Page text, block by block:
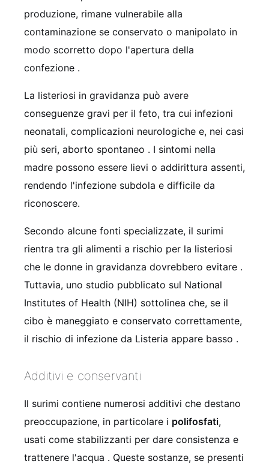
produzione, rimane vulnerabile alla
contaminazione se conservato o manipolato in
modo scorretto dopo l'apertura della
confezione .
La listeriosi in gravidanza può avere
conseguenze gravi per il feto, tra cui infezioni
neonatali, complicazioni neurologiche e, nei casi
più seri, aborto spontaneo . I sintomi nella
madre possono essere lievi o addirittura assenti,
rendendo l'infezione subdola e difficile da
riconoscere.
Secondo alcune fonti specializzate, il surimi
rientra tra gli alimenti a rischio per la listeriosi
che le donne in gravidanza dovrebbero evitare .
Tuttavia, uno studio pubblicato sul National
Institutes of Health (NIH) sottolinea che, se il
cibo è maneggiato e conservato correttamente,
il rischio di infezione da Listeria appare basso .
Additivi e conservanti
Il surimi contiene numerosi additivi che destano
preoccupazione, in particolare i polifosfati,
usati come stabilizzanti per dare consistenza e
trattenere l'acqua . Queste sostanze, se presenti